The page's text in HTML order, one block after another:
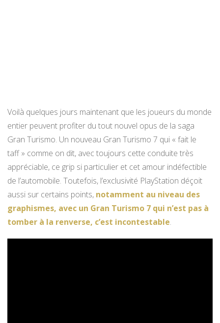
Voilà quelques jours maintenant que les joueurs du monde
entier peuvent profiter du tout nouvel opus de la saga
Gran Turismo. Un nouveau Gran Turismo 7 qui « fait le
taff » comme on dit, avec toujours cette conduite très
appréciable, ce grip si particulier et cet amour indéfectible
de l’automobile. Toutefois, l’exclusivité PlayStation déçoit
aussi sur certains points, notamment au niveau des
graphismes, avec un Gran Turismo 7 qui n’est pas à
tomber à la renverse, c’est incontestable.